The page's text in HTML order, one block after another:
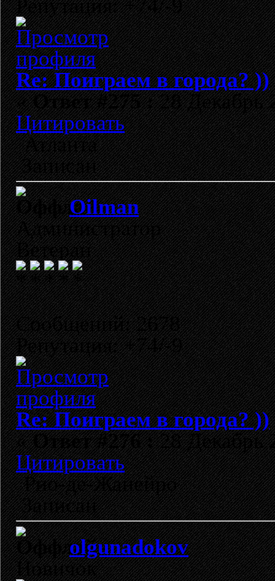
Репутация: +74/-9
Re: Поиграем в города? ))
«Ответ #275 :28 Декабрь
Цитировать
Атланта
Записан
Oilman
Администратор
Ветеран
Сообщений: 2678
Репутация: +74/-9
Re: Поиграем в города? ))
«Ответ #276 :28 Декабрь
Цитировать
Рио-де-Жанейро
Записан
olgunadokov
Новичок